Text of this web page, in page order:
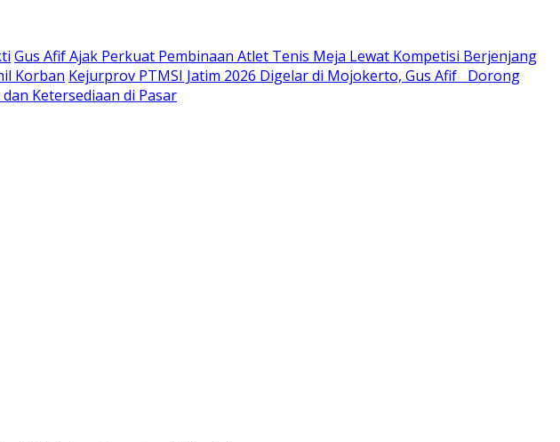
Gus Afif Ajak Perkuat Pembinaan Atlet Tenis Meja Lewat Kompetisi Berjenjang
Korban Kejurprov PTMSI Jatim 2026 Digelar di Mojokerto, Gus Afif Dorong
Ketersediaan di Pasar